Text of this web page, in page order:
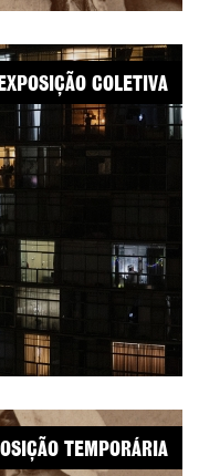
EXPOSIÇÃO COLETIVA
TEMPORÁRIA